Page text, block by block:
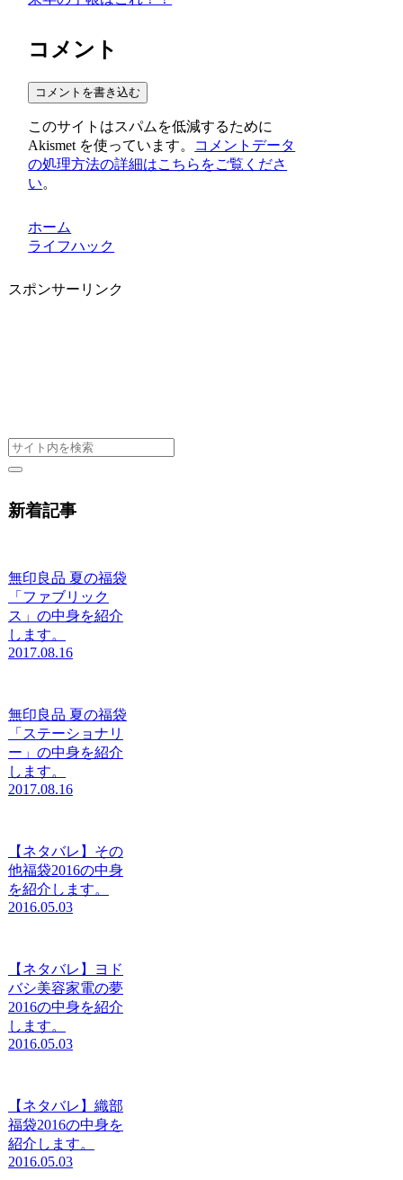
コメント
コメントを書き込む
このサイトはスパムを低減するために
Akismet を使っています。
コメントデータ
の処理方法の詳細はこちらをご覧くださ
い。
ホーム
ライフハック
スポンサーリンク
新着記事
無印良品 夏の福袋
「ファブリック
ス」の中身を紹介
します。
2017.08.16
無印良品 夏の福袋
「ステーショナリ
ー」の中身を紹介
します。
2017.08.16
【ネタバレ】その
他福袋2016の中身
を紹介します。
2016.05.03
【ネタバレ】ヨド
バシ美容家電の夢
2016の中身を紹介
します。
2016.05.03
【ネタバレ】織部
福袋2016の中身を
紹介します。
2016.05.03